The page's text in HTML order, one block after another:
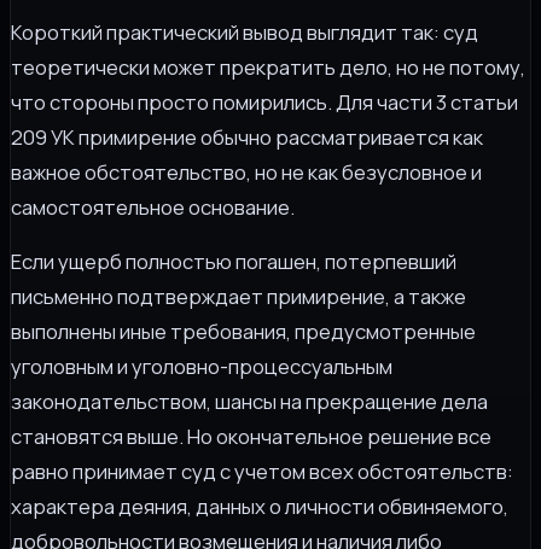
Короткий практический вывод выглядит так: суд
теоретически может прекратить дело, но не потому,
что стороны просто помирились. Для части 3 статьи
209 УК примирение обычно рассматривается как
важное обстоятельство, но не как безусловное и
самостоятельное основание.
Если ущерб полностью погашен, потерпевший
письменно подтверждает примирение, а также
выполнены иные требования, предусмотренные
уголовным и уголовно-процессуальным
законодательством, шансы на прекращение дела
становятся выше. Но окончательное решение все
равно принимает суд с учетом всех обстоятельств:
характера деяния, данных о личности обвиняемого,
добровольности возмещения и наличия либо